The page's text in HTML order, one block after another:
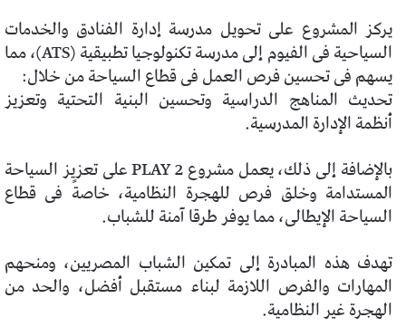
يركز المشروع على تحويل مدرسة إدارة الفنادق والخدمات
السياحية فى الفيوم إلى مدرسة تكنولوجيا تطبيقية (ATS)، مما
يسهم فى تحسين فرص العمل فى قطاع السياحة من خلال:
تحديث المناهج الدراسية وتحسين البنية التحتية وتعزيز
أنظمة الإدارة المدرسية.
بالإضافة إلى ذلك، يعمل مشروع PLAY 2 على تعزيز السياحة
المستدامة وخلق فرص للهجرة النظامية، خاصةً فى قطاع
السياحة الإيطالى، مما يوفر طرقا آمنة للشباب.
تهدف هذه المبادرة إلى تمكين الشباب المصريين، ومنحهم
المهارات والفرص اللازمة لبناء مستقبل أفضل، والحد من
الهجرة غير النظامية.